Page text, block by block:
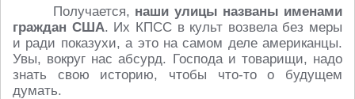
Получается, наши улицы названы именами
граждан США. Их КПСС в культ возвела без меры
и ради показухи, а это на самом деле американцы.
Увы, вокруг нас абсурд. Господа и товарищи, надо
знать свою историю, чтобы что-то о будущем
думать.